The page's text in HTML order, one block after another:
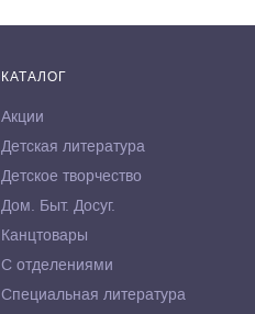
КАТАЛОГ
Акции
Детская литература
Детское творчество
Дом. Быт. Досуг.
Канцтовары
С отделениями
Специальная литература